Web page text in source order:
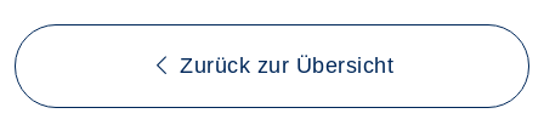
Zurück zur Übersicht